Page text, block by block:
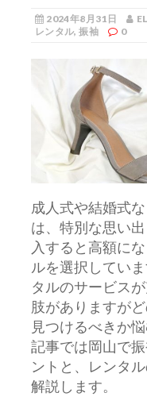
2024年8月31日
レンタル,振袖 0
成人式や結婚式
は、特別な思い出
入すると高額に
ルを選択してい
タルのサービス
肢がありますが
見つけるべきか
記事では岡山で
ントと、レンタ
解説します。